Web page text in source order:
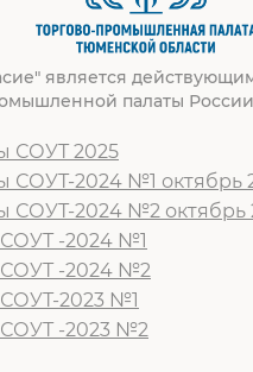
является
палаты России
СОУТ 2025
СОУТ-2024 №1 октябрь
СОУТ-2024 №2 октябрь
СОУТ -2024 №1
СОУТ -2024 №2
СОУТ-2023 №1
СОУТ -2023 №2